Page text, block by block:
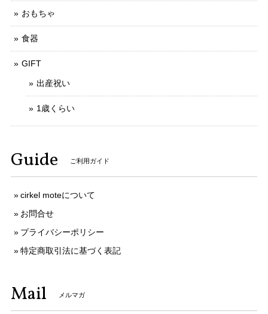
おもちゃ
食器
GIFT
出産祝い
1歳くらい
Guide ご利用ガイド
cirkel moteについて
お問合せ
プライバシーポリシー
特定商取引法に基づく表記
Mail メルマガ